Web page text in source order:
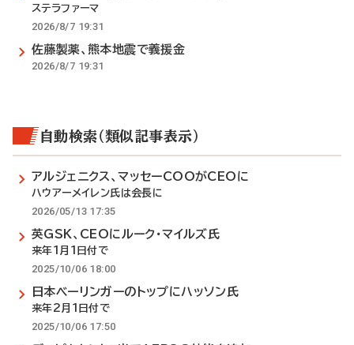
ステラファーマ
2026/8/7 19:31
佐藤製薬、熊本地震で義援金
2026/8/7 19:31
自動検索（類似記事表示）
アルジェニクス、マッセーCOOがCEOに
ハウアーメイレン氏は会長に
2026/05/13 17:35
英GSK、CEOにルーク・マイルズ氏
来年1月1日付で
2025/10/06 18:00
日本ベーリンガーのトップにハッソン氏
来年2月1日付で
2025/10/06 17:50